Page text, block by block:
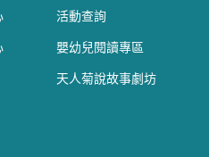
活動查詢
嬰幼兒閱讀專區
天人菊說故事劇坊